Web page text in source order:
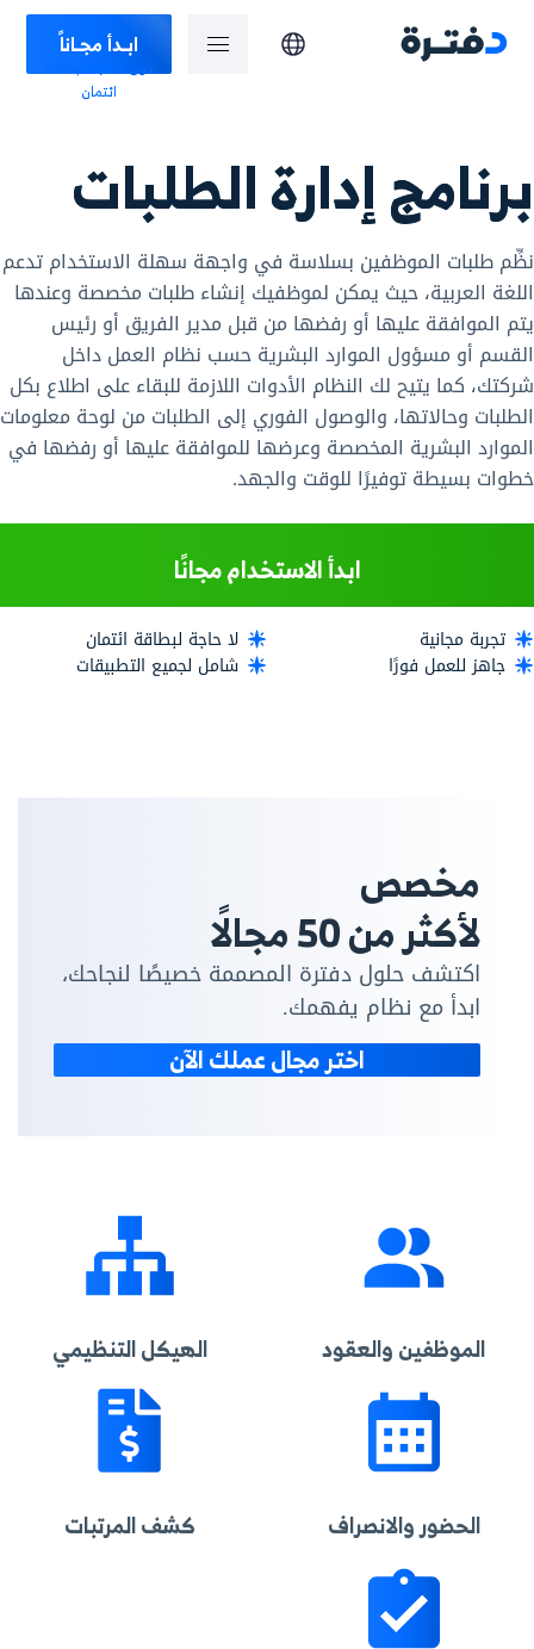
ابـدأ مجـاناً
دون الحاجة لبطاقة
ائتمان
برنامج إدارة الطلبات
نظِّم طلبات الموظفين بسلاسة في واجهة سهلة الاستخدام تدعم
اللغة العربية، حيث يمكن لموظفيك إنشاء طلبات مخصصة وعندها
يتم الموافقة عليها أو رفضها من قبل مدير الفريق أو رئيس
القسم أو مسؤول الموارد البشرية حسب نظام العمل داخل
شركتك، كما يتيح لك النظام الأدوات اللازمة للبقاء على اطلاع بكل
الطلبات وحالاتها، والوصول الفوري إلى الطلبات من لوحة معلومات
الموارد البشرية المخصصة وعرضها للموافقة عليها أو رفضها في
خطوات بسيطة توفيرًا للوقت والجهد.
ابدأ الاستخدام مجانًا
تجربة مجانية
لا حاجة لبطاقة ائتمان
جاهز للعمل فورًا
شامل لجميع التطبيقات
مخصص
لأكثر من 50 مجالًا
اكتشف حلول دفترة المصممة خصيصًا لنجاحك،
ابدأ مع نظام يفهمك.
اختر مجال عملك الآن
الموظفين والعقود الهيكل التنظيمي
الحضور والانصراف كشف المرتبات